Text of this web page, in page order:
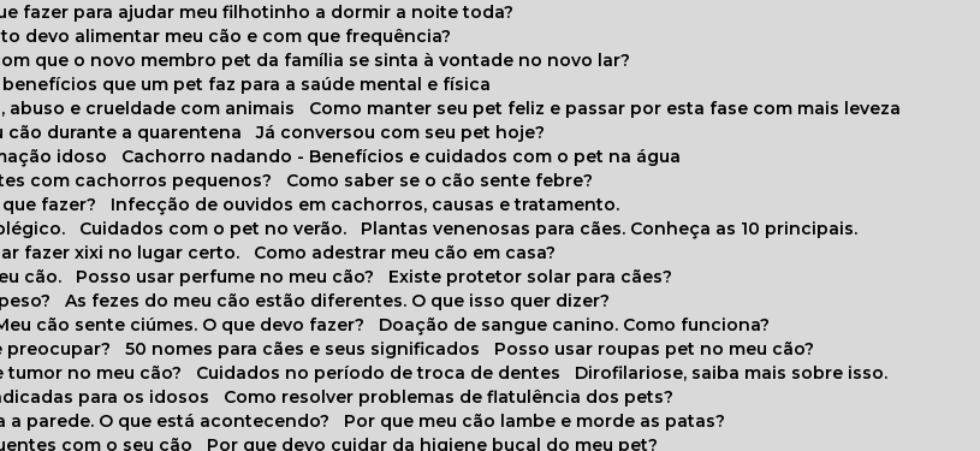
fazer para ajudar meu filhotinho a dormir a noite toda?
devo alimentar meu cão e com que frequência?
que o novo membro pet da família se sinta à vontade no novo lar?
benefícios que um pet faz para a saúde mental e física
abuso e crueldade com animais
Como manter seu pet feliz e passar por esta fase com mais leveza
cão durante a quarentena
Já conversou com seu pet hoje?
idoso
Cachorro nadando - Benefícios e cuidados com o pet na água
com cachorros pequenos?
Como saber se o cão sente febre?
fazer?
Infecção de ouvidos em cachorros, causas e tratamento.
Cuidados com o pet no verão.
Plantas venenosas para cães. Conheça as 10 principais.
fazer xixi no lugar certo.
Como adestrar meu cão em casa?
cão.
Posso usar perfume no meu cão?
Existe protetor solar para cães?
As fezes do meu cão estão diferentes. O que isso quer dizer?
Meu cão sente ciúmes. O que devo fazer?
Doação de sangue canino. Como funciona?
preocupar?
50 nomes para cães e seus significados
Posso usar roupas pet no meu cão?
tumor no meu cão?
Cuidados no período de troca de dentes
Dirofilariose, saiba mais sobre isso.
para os idosos
Como resolver problemas de flatulência dos pets?
a parede. O que está acontecendo?
Por que meu cão lambe e morde as patas?
com o seu cão
Por que devo cuidar da higiene bucal do meu pet?